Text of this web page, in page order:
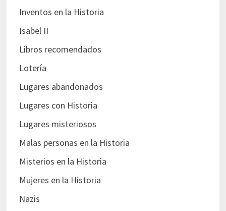
Inventos en la Historia
Isabel II
Libros recomendados
Lotería
Lugares abandonados
Lugares con Historia
Lugares misteriosos
Malas personas en la Historia
Misterios en la Historia
Mujeres en la Historia
Nazis